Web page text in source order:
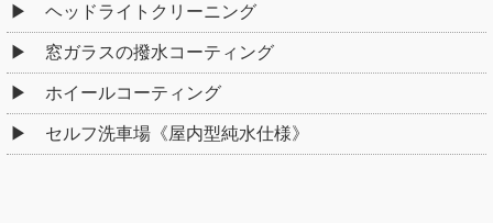
ヘッドライトクリーニング
窓ガラスの撥水コーティング
ホイールコーティング
セルフ洗車場《屋内型純水仕様》